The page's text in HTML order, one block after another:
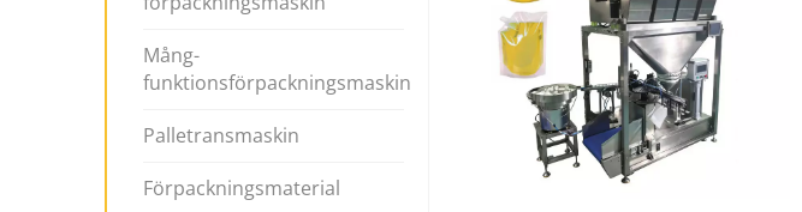
Mång-
funktionsförpackningsmaskin
Palletransmaskin
Förpackningsmaterial